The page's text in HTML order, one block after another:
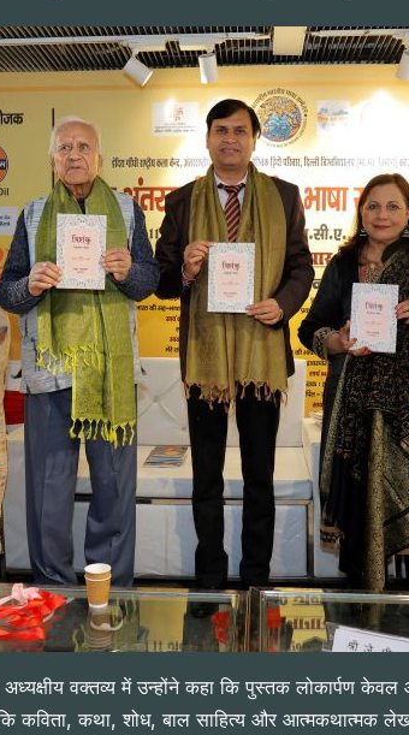
वक्तव्य में उन्होंने कहा कि पुस्तक लोकार्पण
कविता, कथा, शोध, बाल साहित्य और आत्मकथात्मक